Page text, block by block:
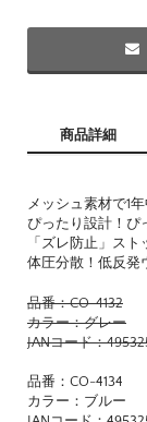
商品詳細
メッシュ素材で1年
ぴったり設計！ぴ
「ズレ防止」スト
体圧分散！低反発
品番：CO-4132
カラー：グレー
JANコード：
品番：CO-4134
カラー：ブルー